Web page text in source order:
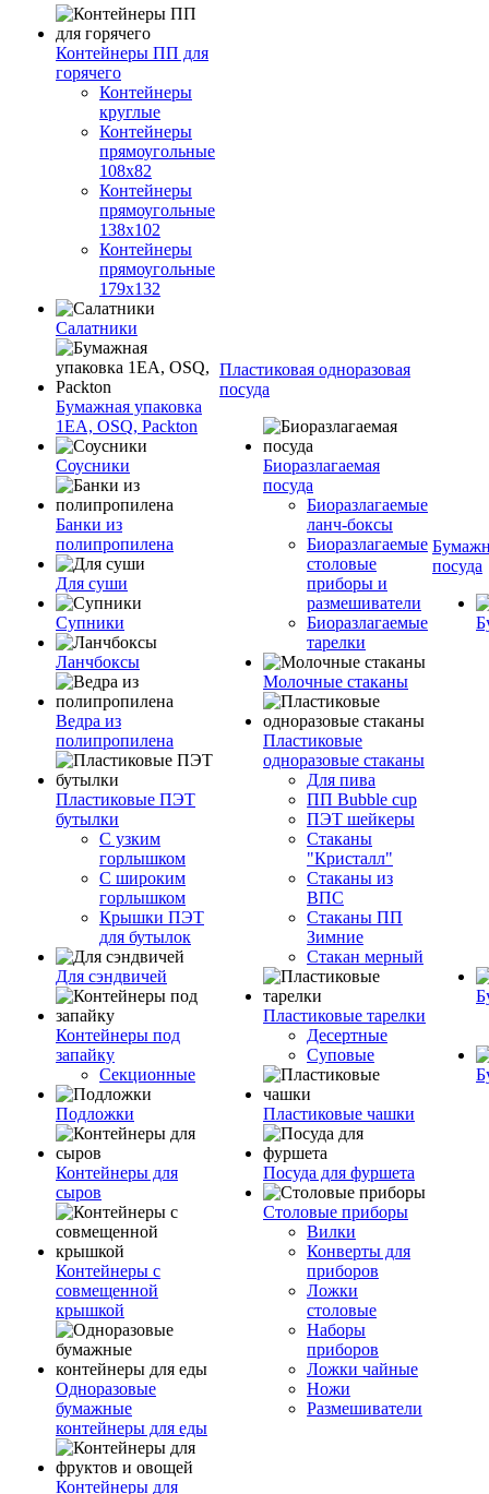
Контейнеры ПП для
горячего
Контейнеры
круглые
Контейнеры
прямоугольные
108х82
Контейнеры
прямоугольные
138х102
Контейнеры
прямоугольные
179х132
Салатники
Бумажная упаковка
1ЕА, OSQ, Packton
Соусники
Банки из
полипропилена
Для суши
Супники
Ланчбоксы
Ведра из
полипропилена
Пластиковые ПЭТ
бутылки
С узким
горлышком
С широким
горлышком
Крышки ПЭТ
для бутылок
Для сэндвичей
Контейнеры под
запайку
Секционные
Подложки
Контейнеры для
сыров
Контейнеры с
совмещенной
крышкой
Одноразовые
бумажные
контейнеры для еды
Контейнеры для
Пластиковая одноразовая
посуда
Биоразлагаемая
посуда
Биоразлагаемые
ланч-боксы
Биоразлагаемые
столовые
приборы и
размешиватели
Биоразлагаемые
тарелки
Молочные стаканы
Пластиковые
одноразовые стаканы
Для пива
ПП Bubble cup
ПЭТ шейкеры
Стаканы
"Кристалл"
Стаканы из
ВПС
Стаканы ПП
Зимние
Стакан мерный
Пластиковые тарелки
Десертные
Суповые
Пластиковые чашки
Посуда для фуршета
Столовые приборы
Вилки
Конверты для
приборов
Ложки
столовые
Наборы
приборов
Ложки чайные
Ножи
Размешиватели
посуда